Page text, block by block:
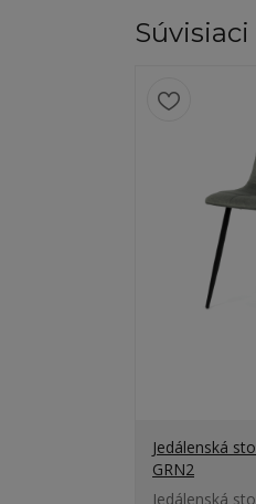
Jedálenská
GRN2
Jedálenská